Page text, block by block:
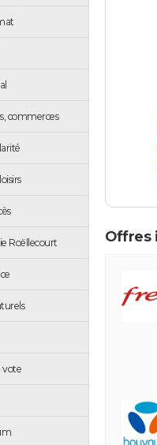
commerces
Roëllecourt
vote
Offres